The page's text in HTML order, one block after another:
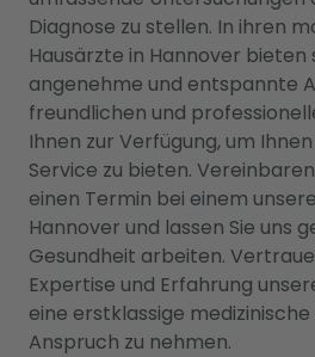
Diagnose zu stellen. In ihren
Hausärzte in Hannover bieten
angenehme und entspannte
freundlichen und
Ihnen zur Verfügung, um
Service zu bieten.
einen Termin bei einem
Hannover und lassen Sie uns
Gesundheit arbeiten.
Expertise und Erfahrung
eine erstklassige
Anspruch zu nehmen.